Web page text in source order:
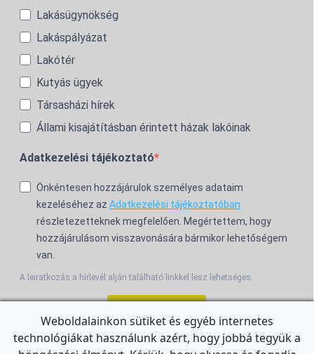
Lakásügynökség
Lakáspályázat
Lakótér
Kutyás ügyek
Társasházi hírek
Állami kisajátításban érintett házak lakóinak
Adatkezelési tájékoztató
Önkéntesen hozzájárulok személyes adataim
kezeléséhez az Adatkezelési tájékoztatóban
részletezetteknek megfelelően. Megértettem, hogy
hozzájárulásom visszavonására bármikor lehetőségem
van.
A leiratkozás a hírlevél alján található linkkel lesz lehetséges.
For the English Newsletter, clickHERE.
Weboldalainkon sütiket és egyéb internetes
technológiákat használunk azért, hogy jobbá tegyük a